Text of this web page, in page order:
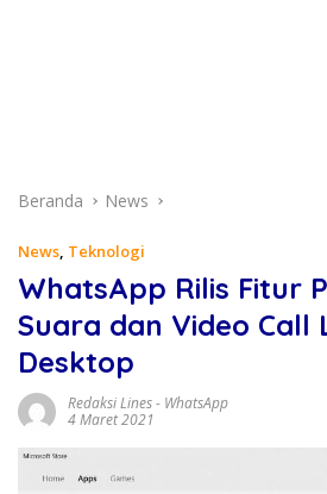
Beranda News
News, Teknologi
WhatsApp Rilis Fitur
Suara dan Video Call
Desktop
Redaksi Lines- WhatsApp
4 Maret 2021